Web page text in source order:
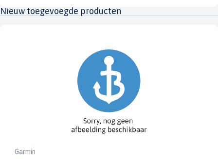
Nieuw toegevoegde producten
Garmin